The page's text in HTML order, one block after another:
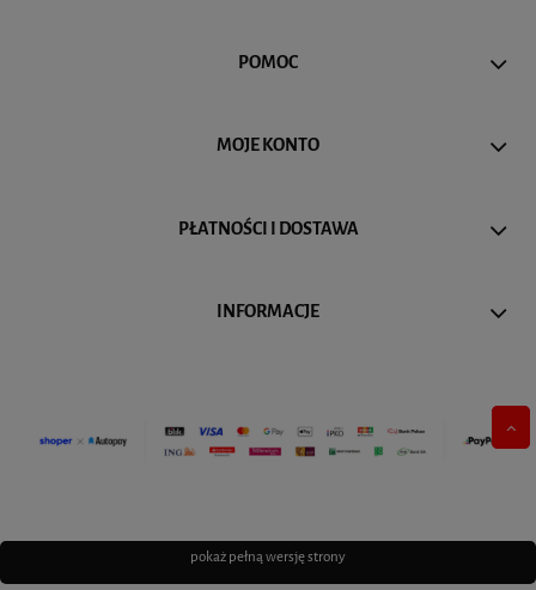
POMOC
MOJE KONTO
PŁATNOŚCI I DOSTAWA
INFORMACJE
pokaż pełną wersję strony